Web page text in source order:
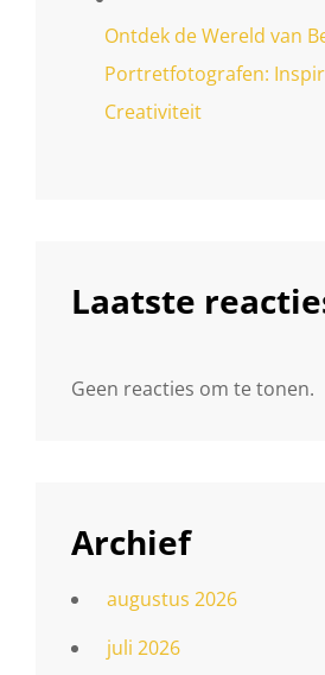
Ontdek de Wereld van
Portretfotografen:
Creativiteit
Laatste
Geen reacties om te tonen.
Archief
augustus 2026
juli 2026